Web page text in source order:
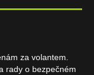
za volantem.
rady o bezpečném